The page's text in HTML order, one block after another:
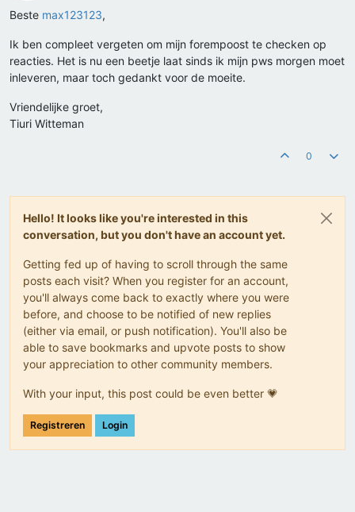
Beste max123123,
Ik ben compleet vergeten om mijn forempoost te checken op
reacties. Het is nu een beetje laat sinds ik mijn pws morgen moet
inleveren, maar toch gedankt voor de moeite.
Vriendelijke groet,
Tiuri Witteman
0
Hello! It looks like you're interested in this
conversation, but you don't have an account yet.
Getting fed up of having to scroll through the same
posts each visit? When you register for an account,
you'll always come back to exactly where you were
before, and choose to be notified of new replies
(either via email, or push notification). You'll also be
able to save bookmarks and upvote posts to show
your appreciation to other community members.
With your input, this post could be even better 💗
Registreren Login